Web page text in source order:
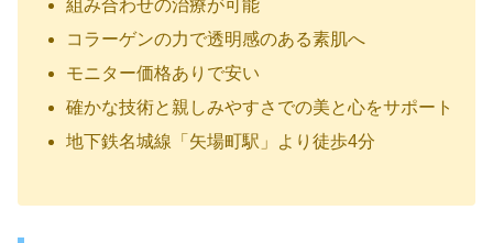
組み合わせの治療が可能
コラーゲンの力で透明感のある素肌へ
モニター価格ありで安い
確かな技術と親しみやすさでの美と心をサポート
地下鉄名城線「矢場町駅」より徒歩4分